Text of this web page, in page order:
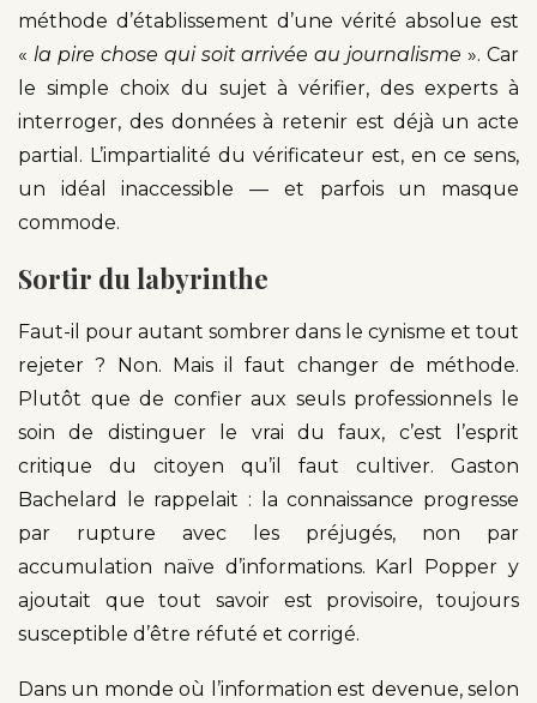
méthode d’établissement d’une vérité absolue est
« la pire chose qui soit arrivée au journalisme ». Car
le simple choix du sujet à vérifier, des experts à
interroger, des données à retenir est déjà un acte
partial. L’impartialité du vérificateur est, en ce sens,
un idéal inaccessible — et parfois un masque
commode.
Sortir du labyrinthe
Faut-il pour autant sombrer dans le cynisme et tout
rejeter ? Non. Mais il faut changer de méthode.
Plutôt que de confier aux seuls professionnels le
soin de distinguer le vrai du faux, c’est l’esprit
critique du citoyen qu’il faut cultiver. Gaston
Bachelard le rappelait : la connaissance progresse
par rupture avec les préjugés, non par
accumulation naïve d’informations. Karl Popper y
ajoutait que tout savoir est provisoire, toujours
susceptible d’être réfuté et corrigé.
Dans un monde où l’information est devenue, selon